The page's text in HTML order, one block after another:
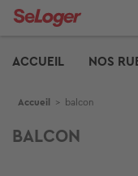
Aller
ACCUEIL
NOS
Fil d'Ariane
Accueil > balcon
BALCON